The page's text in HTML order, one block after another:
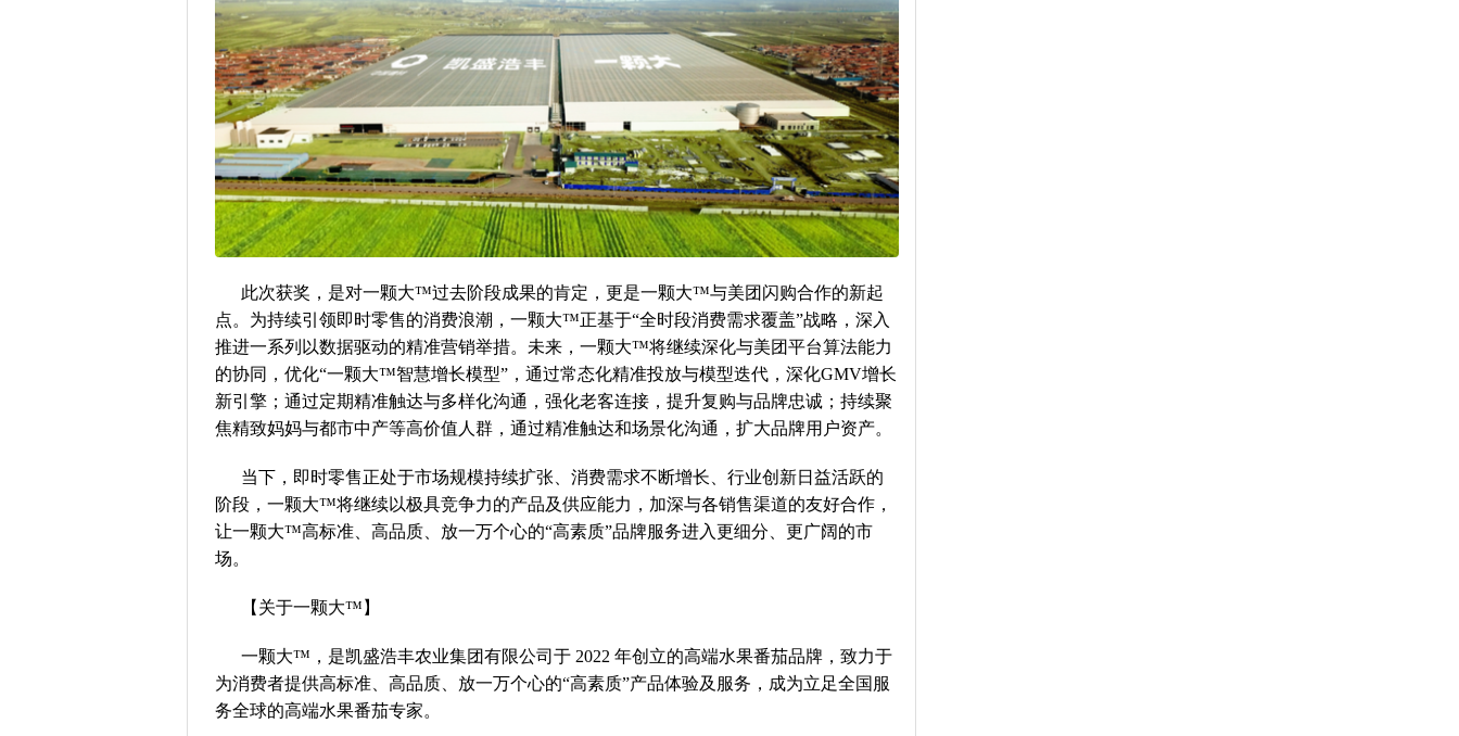
此次获奖，是对一颗大™过去阶段成果的肯定，更是一颗大™与美团闪购合作的新起
点。为持续引领即时零售的消费浪潮，一颗大™正基于“全时段消费需求覆盖”战略，深入
推进一系列以数据驱动的精准营销举措。未来，一颗大™将继续深化与美团平台算法能力
的协同，优化“一颗大™智慧增长模型”，通过常态化精准投放与模型迭代，深化GMV增长
新引擎；通过定期精准触达与多样化沟通，强化老客连接，提升复购与品牌忠诚；持续聚
焦精致妈妈与都市中产等高价值人群，通过精准触达和场景化沟通，扩大品牌用户资产。
当下，即时零售正处于市场规模持续扩张、消费需求不断增长、行业创新日益活跃的
阶段，一颗大™将继续以极具竞争力的产品及供应能力，加深与各销售渠道的友好合作，
让一颗大™高标准、高品质、放一万个心的“高素质”品牌服务进入更细分、更广阔的市
场。
【关于一颗大™】
一颗大™，是凯盛浩丰农业集团有限公司于 2022 年创立的高端水果番茄品牌，致力于
为消费者提供高标准、高品质、放一万个心的“高素质”产品体验及服务，成为立足全国服
务全球的高端水果番茄专家。